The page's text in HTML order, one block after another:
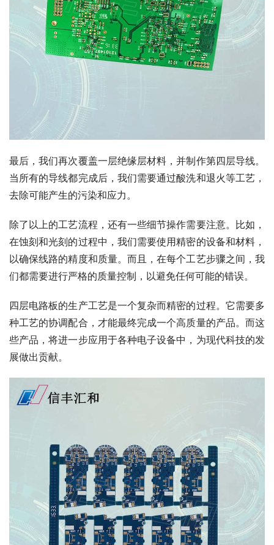
最后，我们再次覆盖一层绝缘层材料，并制作第四层导线。
当所有的导线都完成后，我们需要通过酸洗和退火等工艺，
去除可能产生的污染和应力。
除了以上的工艺流程，还有一些细节操作需要注意。比如，
在蚀刻和光刻的过程中，我们需要使用精密的设备和材料，
以确保线路的精度和质量。而且，在每个工艺步骤之间，我
们都需要进行严格的质量控制，以避免任何可能的错误。
四层电路板的生产工艺是一个复杂而精密的过程。它需要多
种工艺的协调配合，才能最终完成一个高质量的产品。而这
些产品，将进一步应用于各种电子设备中，为现代科技的发
展做出贡献。